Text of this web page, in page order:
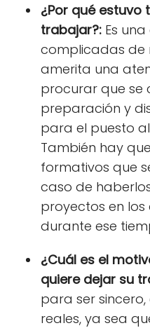
¿Por qué
trabajar?: Es
complicadas de
amerita una
procurar que se
preparación y
para el puesto
También hay que
formativos que
caso de
proyectos en
durante ese
¿Cuál es el
quiere dejar su
para ser
reales, ya sea